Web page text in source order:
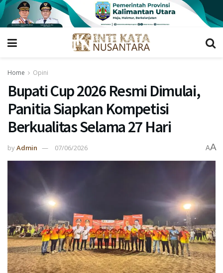
Home Opini
Bupati Cup 2026 Resmi Dimulai,
Panitia Siapkan Kompetisi
Berkualitas Selama 27 Hari
byAdmin 07/06/2026 AA